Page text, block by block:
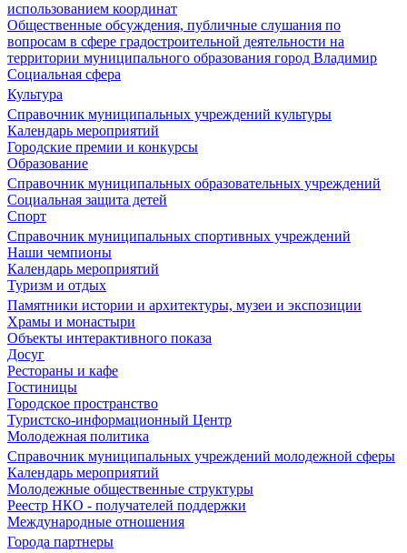
использованием координат
Общественные обсуждения, публичные слушания по
вопросам в сфере градостроительной деятельности на
территории муниципального образования город Владимир
Социальная сфера
Культура
Справочник муниципальных учреждений культуры
Календарь мероприятий
Городские премии и конкурсы
Образование
Справочник муниципальных образовательных учреждений
Социальная защита детей
Спорт
Справочник муниципальных спортивных учреждений
Наши чемпионы
Календарь мероприятий
Туризм и отдых
Памятники истории и архитектуры, музеи и экспозиции
Храмы и монастыри
Объекты интерактивного показа
Досуг
Рестораны и кафе
Гостиницы
Городское пространство
Туристско-информационный Центр
Молодежная политика
Справочник муниципальных учреждений молодежной сферы
Календарь мероприятий
Молодежные общественные структуры
Реестр НКО - получателей поддержки
Международные отношения
Города партнеры